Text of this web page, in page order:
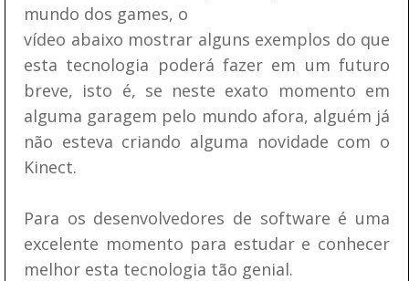
mundo dos games, o
vídeo abaixo mostrar alguns exemplos do que
esta tecnologia poderá fazer em um futuro
breve, isto é, se neste exato momento em
alguma garagem pelo mundo afora, alguém já
não esteva criando alguma novidade com o
Kinect.
Para os desenvolvedores de software é uma
excelente momento para estudar e conhecer
melhor esta tecnologia tão genial.